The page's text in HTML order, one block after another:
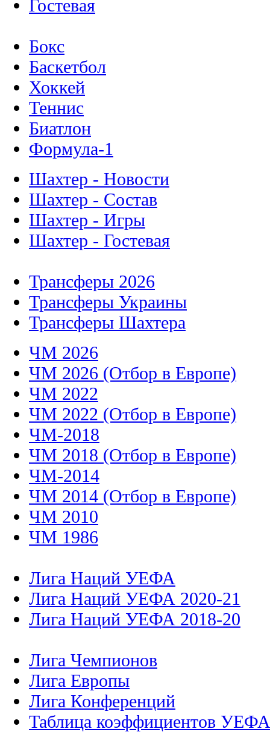
Гостевая
Бокс
Баскетбол
Хоккей
Теннис
Биатлон
Формула-1
Шахтер - Новости
Шахтер - Состав
Шахтер - Игры
Шахтер - Гостевая
Трансферы 2026
Трансферы Украины
Трансферы Шахтера
ЧМ 2026
ЧМ 2026 (Отбор в Европе)
ЧМ 2022
ЧМ 2022 (Отбор в Европе)
ЧМ-2018
ЧМ 2018 (Отбор в Европе)
ЧМ-2014
ЧМ 2014 (Отбор в Европе)
ЧМ 2010
ЧМ 1986
Лига Наций УЕФА
Лига Наций УЕФА 2020-21
Лига Наций УЕФА 2018-20
Лига Чемпионов
Лига Европы
Лига Конференций
Таблица коэффициентов УЕФА